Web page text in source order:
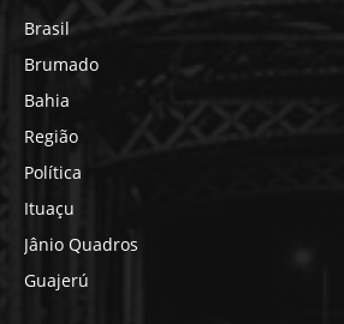
Brasil
Brumado
Bahia
Região
Política
Ituaçu
Jânio Quadros
Guajerú